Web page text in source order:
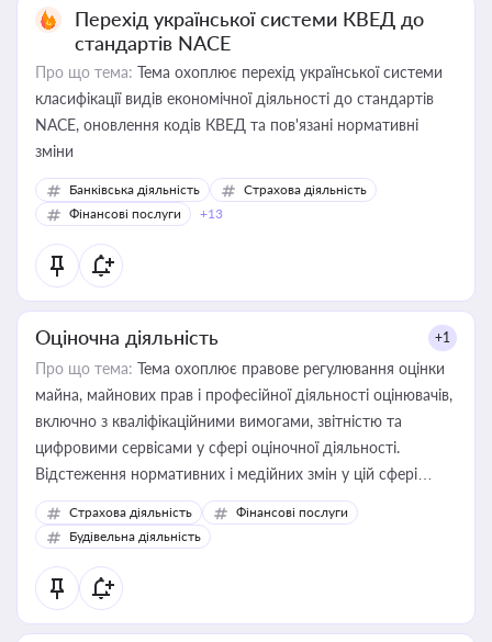
Перехід української системи КВЕД до
стандартів NACE
Про що тема: Тема охоплює перехід української системи
класифікації видів економічної діяльності до стандартів
NACE, оновлення кодів КВЕД та пов'язані нормативні
зміни
Банківська діяльність
Страхова діяльність
Фінансові послуги
+13
Оціночна діяльність +1
Про що тема: Тема охоплює правове регулювання оцінки
майна, майнових прав і професійної діяльності оцінювачів,
включно з кваліфікаційними вимогами, звітністю та
цифровими сервісами у сфері оціночної діяльності.
Відстеження нормативних і медійних змін у цій сфері
корисне для власника бізнесу, керівника, юриста або
бухгалтера під час оподаткування, приватизації, оренди
державного майна, корпоративних угод і перевірки
статусу суб'єктів оціночної діяльності
Страхова діяльність
Фінансові послуги
Будівельна діяльність